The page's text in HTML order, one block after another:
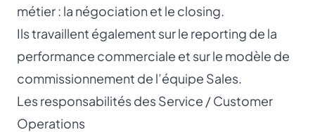
métier : la négociation et le closing.
Ils travaillent également sur le reporting de la
performance commerciale et sur le modèle de
commissionnement de l’équipe Sales.
Les responsabilités des Service / Customer
Operations